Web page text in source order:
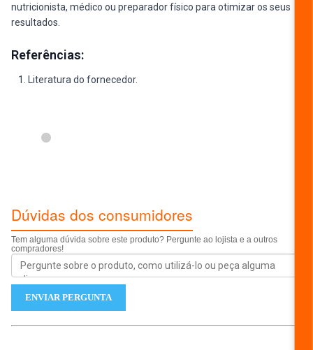
nutricionista, médico ou preparador físico para otimizar os seus
resultados.
Referências:
Literatura do fornecedor.
Dúvidas dos consumidores
Tem alguma dúvida sobre este produto? Pergunte ao lojista e a outros
compradores!
ENVIAR PERGUNTA